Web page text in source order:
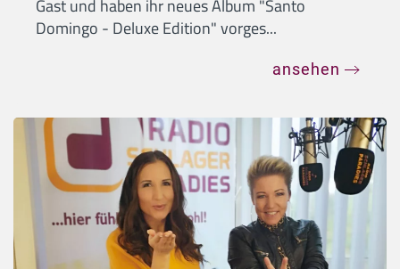
Gast und haben ihr neues Album "Santo
Domingo - Deluxe Edition" vorges...
ansehen